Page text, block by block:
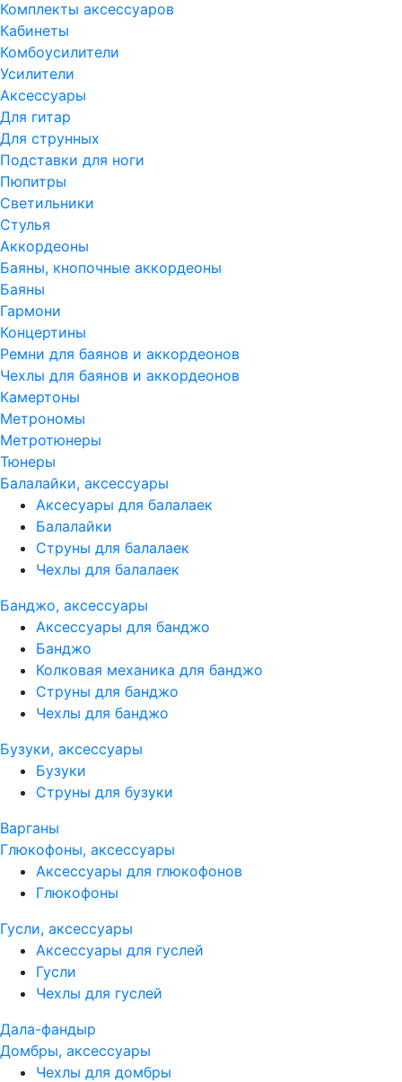
Комплекты аксессуаров
Кабинеты
Комбоусилители
Усилители
Аксессуары
Для гитар
Для струнных
Подставки для ноги
Пюпитры
Светильники
Стулья
Аккордеоны
Баяны, кнопочные аккордеоны
Баяны
Гармони
Концертины
Ремни для баянов и аккордеонов
Чехлы для баянов и аккордеонов
Камертоны
Метрономы
Метротюнеры
Тюнеры
Балалайки, аксессуары
Аксесуары для балалаек
Балалайки
Струны для балалаек
Чехлы для балалаек
Банджо, аксессуары
Аксессуары для банджо
Банджо
Колковая механика для банджо
Струны для банджо
Чехлы для банджо
Бузуки, аксессуары
Бузуки
Струны для бузуки
Варганы
Глюкофоны, аксессуары
Аксессуары для глюкофонов
Глюкофоны
Гусли, аксессуары
Аксессуары для гуслей
Гусли
Чехлы для гуслей
Дала-фандыр
Домбры, аксессуары
Чехлы для домбры